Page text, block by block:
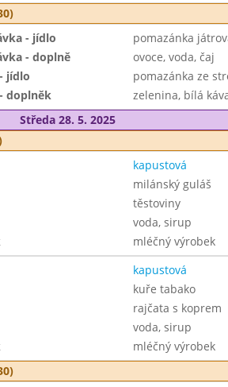
- jídlo
pomazánka
- doplně
ovoce, voda, čaj
jídlo
pomazánka ze
doplněk
zelenina, bílá
Středa 28. 5. 2025
kapustová
milánský guláš
těstoviny
voda, sirup
mléčný výrobek
kapustová
kuře tabako
rajčata s koprem
voda, sirup
mléčný výrobek